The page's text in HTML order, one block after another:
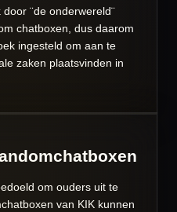
¨de onderwereld¨
chatboxen, dus daarom
ingesteld om aan te
zaken plaatsvinden in
om ouders uit te
van KIK kunnen